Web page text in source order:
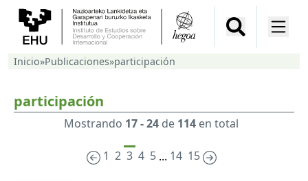
Inicio»Publicaciones»participación
participación
Mostrando 17 - 24 de 114 en total
1 2 3 4 5 ... 14 15